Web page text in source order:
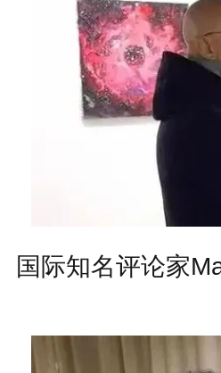
国际知名评论家